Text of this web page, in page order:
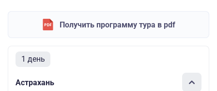
Получить программу тура в pdf
1 день
Астрахань